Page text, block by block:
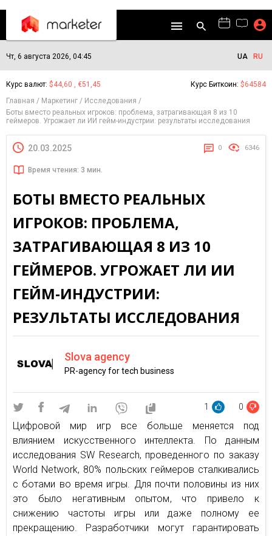
Чт, 6 августа 2026, 04:45 UA RU
Курс валют: $44,60 , €51,45 Курс Биткоин: $64584
Главная
Маркетинг
Исследования
Боты вместо реальных игроков: проблема, затрагивающая 8 из 10
геймеров. Угрожает ли ИИ гейм-индустрии: результаты исследования
20.03.2025 0 6346
Время чтения: 3 мин.
БОТЫ ВМЕСТО РЕАЛЬНЫХ
ИГРОКОВ: ПРОБЛЕМА,
ЗАТРАГИВАЮЩАЯ 8 ИЗ 10
ГЕЙМЕРОВ. УГРОЖАЕТ ЛИ ИИ
ГЕЙМ-ИНДУСТРИИ:
РЕЗУЛЬТАТЫ ИССЛЕДОВАНИЯ
Slova agency
PR-agency for tech business
1 0
Цифровой мир игр все больше меняется под
влиянием искусственного интеллекта. По данным
исследования SW Research, проведенного по заказу
World Network, 80% польских геймеров сталкивались
с ботами во время игры. Для почти половины из них
это было негативным опытом, что привело к
снижению частоты игры или даже полному ее
прекращению. Разработчики могут гарантировать